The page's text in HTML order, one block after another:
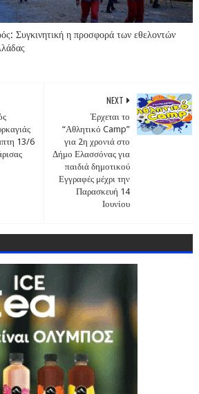
Συγκινητική η προσφορά των εθελοντών
NEXT
Έρχεται το
“Αθλητικό Camp”
για 2η χρονιά στο
Δήμο Ελασσόνας για
παιδιά δημοτικού
Εγγραφές μέχρι την
Παρασκευή 14
Ιουνίου
13/6